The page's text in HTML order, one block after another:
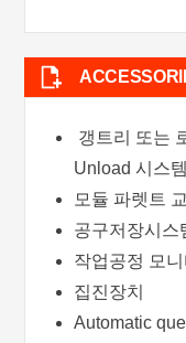
갱트리 또는
Unload 시스템
모듈 파렛트
공구저장시스
작업공정 모니
집진장치
Automatic